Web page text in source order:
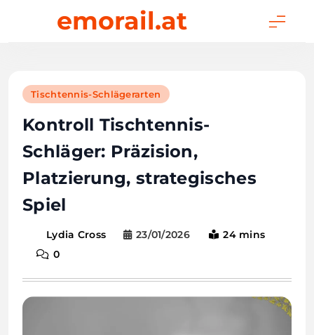
emorail.at
Tischtennis-Schlägerarten
Kontroll Tischtennis-
Schläger: Präzision,
Platzierung, strategisches
Spiel
Lydia Cross 23/01/2026
24 mins
0